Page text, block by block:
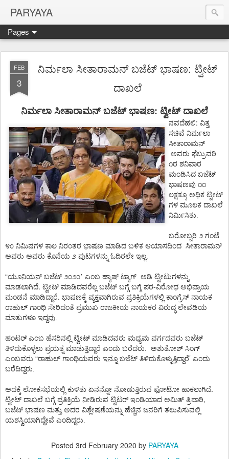
PARYAYA
Pages
FEB
3
ನಿರ್ಮಲಾ ಸೀತಾರಾಮನ್ ಬಜೆಟ್ ಭಾಷಣ: ಟ್ವೀಟ್
ದಾಖಲೆ
ನಿರ್ಮಲಾ ಸೀತಾರಾಮನ್ ಬಜೆಟ್ ಭಾಷಣ: ಟ್ವೀಟ್ ದಾಖಲೆ
ನವದೆಹಲಿ: ವಿತ್ತ
ಸಚಿವೆ ನಿರ್ಮಲಾ
ಸೀತಾರಾಮನ್
ಅವರು ಫೆಬ್ರುವರಿ
೧ರ ಶನಿವಾರ
ಮಂಡಿಸಿದ ಬಜೆಟ್
ಭಾಷಣವು ೧೧
ಲಕ್ಷಕ್ಕೂ ಅಧಿಕ ಟ್ವೀಟ್
ಗಳ ಮೂಲಕ ದಾಖಲೆ
ನಿರ್ಮಿಸಿತು.
ಬರೋಬ್ಬರಿ ೨ ಗಂಟೆ
೪೦ ನಿಮಿಷಗಳ ಕಾಲ ನಿರಂತರ ಭಾಷಣ ಮಾಡಿದ ಬಳಿಕ ಆಯಾಸದಿಂದ ಸೀತಾರಾಮನ್
ಅವರು ಅವರು ಕೊನೆಯ ೨ ಪುಟಗಳನ್ನು ಓದಿರಲೇ ಇಲ್ಲ.
“ಯೂನಿಯನ್ ಬಜೆಟ್ ೨೦೨೦’ ಎಂಬ ಹ್ಯಾಷ್ ಟ್ಯಾಗ್ ಅಡಿ ಟ್ವೀಟುಗಳನ್ನು
ಮಾಡಲಾಗಿದೆ. ಟ್ವೀಟ್ ಮಾಡಿದವರೆಲ್ಲ ಬಜೆಟ್ ಬಗ್ಗೆ ಬಗ್ಗೆ ಪರ-ವಿರೋಧ ಅಭಿಪ್ರಾಯ
ಮಂಡನೆ ಮಾಡಿದ್ದಾರೆ. ಭಾಷಣಕ್ಕೆ ವ್ಯಕ್ತವಾಗಿರುವ ಪ್ರತಿಕ್ರಿಯೆಗಳಲ್ಲಿ ಕಾಂಗ್ರೆಸ್ ನಾಯಕ
ರಾಹುಲ್ ಗಾಂಧಿ ಸೇರಿದಂತೆ ಪ್ರಮುಖ ರಾಜಕೀಯ ನಾಯಕರ ವಿರುದ್ಧ ಲೇವಡಿಯ
ಮಾತುಗಳೂ ಇದ್ದವು.
ಹಂಟರ್ ಎಂಬ ಹೆಸರಿನಲ್ಲಿ ಟ್ವೀಟ್ ಮಾಡಿದವರು ಮಧ್ಯಮ ವರ್ಗದವರು ಬಜೆಟ್
ತಿಳಿದುಕೊಳ್ಳಲು ಪ್ರಯತ್ನ ಮಾಡುತ್ತಿದ್ದಾರೆ ಎಂದು ಬರೆದರು. ಅಶುತೋಶ್ ಸಿಂಗ್
ಎಂಬವರು “ರಾಹುಲ್ ಗಾಂಧಿಯವರು ಇನ್ನೂ ಬಜೆಟ್ ತಿಳಿದುಕೊಳ್ಳುತ್ತಿದ್ದಾರೆ’ ಎಂದು
ಬರೆದಿದ್ದರು.
ಅದಕ್ಕೆ ಲೋಕಸಭೆಯಲ್ಲಿ ಕುಳಿತು ಏನನ್ನೋ ನೋಡುತ್ತಿರುವ ಫೋಟೋ ಹಾಕಲಾಗಿದೆ.
ಟ್ವೀಟ್ ದಾಖಲೆ ಬಗ್ಗೆ ಪ್ರತಿಕ್ರಿಯೆ ನೀಡಿರುವ ಟ್ವಿಟರ್ ಇಂಡಿಯಾದ ಅಮಿತ್ ತ್ರಿಪಾಠಿ,
ಬಜೆಟ್ ಭಾಷಣ ಮತ್ತು ಅದರ ವಿಶ್ಲೇಷಣೆಯನ್ನು ಹೆಚ್ಚಿನ ಜನರಿಗೆ ತಲುಪಿಸುವಲ್ಲಿ
ಯಶಸ್ವಿಯಾಗಿದ್ದೇವೆ ಎಂದಿದ್ದರು.
Posted 3rd February 2020 by PARYAYA